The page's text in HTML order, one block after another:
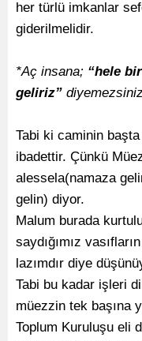
her türlü imkanlar
giderilmelidir.
*Aç insana; “hele
geliriz”
Tabi ki caminin
ibadettir. Çünkü
alessela(namaza
gelin) diyor.
Malum burada
saydığımız
lazımdır diye
Tabi bu kadar işleri
müezzin tek başına
Toplum Kuruluşu eli